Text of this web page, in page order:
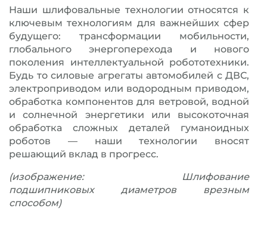
Наши шлифовальные технологии относятся к
ключевым технологиям для важнейших сфер
будущего: трансформации мобильности,
глобального энергоперехода и нового
поколения интеллектуальной робототехники.
Будь то силовые агрегаты автомобилей с ДВС,
электроприводом или водородным приводом,
обработка компонентов для ветровой, водной
и солнечной энергетики или высокоточная
обработка сложных деталей гуманоидных
роботов — наши технологии вносят
решающий вклад в прогресс.
(изображение: Шлифование
подшипниковых диаметров врезным
способом)